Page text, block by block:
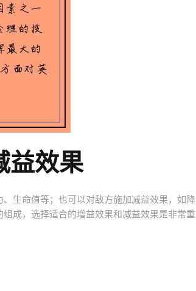
益效果
生命值等；也可以对敌方施加减益效果，如降
成，选择适合的增益效果和减益效果是非常重